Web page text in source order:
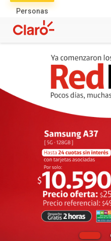
Personas
productos